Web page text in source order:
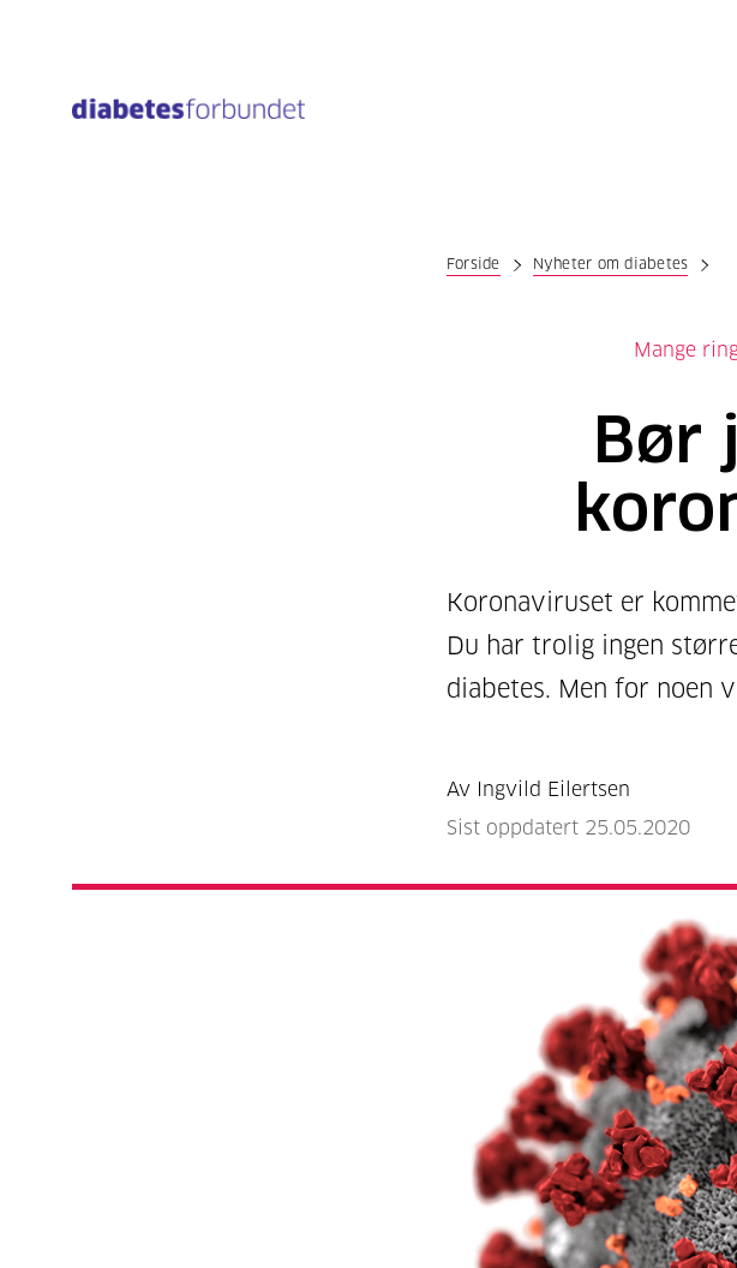
Forside Nyheter om diabetes
Mange
Bør
Koronaviruset er
Du har trolig ingen
diabetes. Men for noen
Av Ingvild Eilertsen
Sist oppdatert 25.05.2020